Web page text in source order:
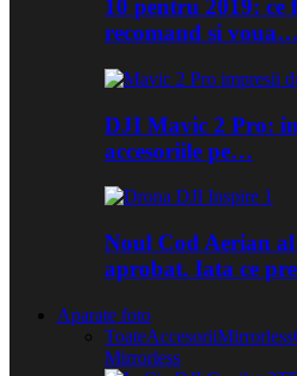
10 pentru 2019: ce
recomand si voua…
DJI Mavic 2 Pro:
accesoriile pe…
Noul Cod Aerian
aprobat. Iata ce
Aparate foto
ToateAccesoriiMirrorless
Mirrorless